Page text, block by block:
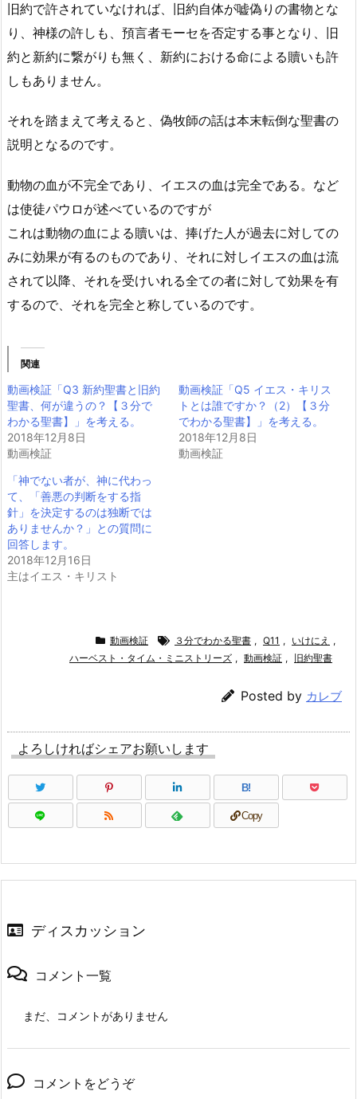
旧約で許されていなければ、旧約自体が嘘偽りの書物とな
り、神様の許しも、預言者モーセを否定する事となり、旧
約と新約に繋がりも無く、新約における命による贖いも許
しもありません。
それを踏まえて考えると、偽牧師の話は本末転倒な聖書の
説明となるのです。
動物の血が不完全であり、イエスの血は完全である。など
は使徒パウロが述べているのですが
これは動物の血による贖いは、捧げた人が過去に対しての
みに効果が有るのものであり、それに対しイエスの血は流
されて以降、それを受けいれる全ての者に対して効果を有
するので、それを完全と称しているのです。
関連
動画検証「Q3 新約聖書と旧約
聖書、何が違うの？【３分で
わかる聖書】」を考える。
2018年12月8日
動画検証
動画検証「Q5 イエス・キリス
トとは誰ですか？（2）【３分
でわかる聖書】」を考える。
2018年12月8日
動画検証
「神でない者が、神に代わっ
て、「善悪の判断をする指
針」を決定するのは独断では
ありませんか？」との質問に
回答します。
2018年12月16日
主はイエス・キリスト
動画検証 ３分でわかる聖書 , Q11 , いけにえ ,
ハーベスト・タイム・ミニストリーズ , 動画検証 , 旧約聖書
Posted by カレブ
よろしければシェアお願いします
B!
Copy
ディスカッション
コメント一覧
まだ、コメントがありません
コメントをどうぞ